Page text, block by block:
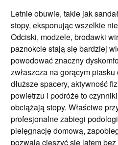
Letnie obuwie, takie jak
stopy, eksponując wszelkie
Odciski, modzele, brodawki
paznokcie stają się bardziej
powodować znaczny
zwłaszcza na gorącym
dłuższe spacery, aktywność
powietrzu i podróże to
obciążają stopy. Właściwe
profesjonalne zabiegi
pielęgnację domową,
pozwala cieszyć się latem